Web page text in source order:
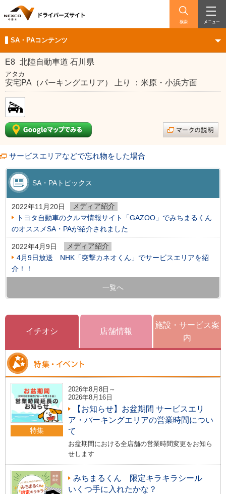
検索 メニュー
SA・PAコンテンツ
E8 北陸自動車道 石川県
アタカ
安宅PA（パーキングエリア） 上り ：米原・小浜方面
サービスエリアなどで忘れ物をした場合
SA・PAトピックス
2022年11月20日
メディア紹介
トヨタ自動車のクルマ情報サイト「GAZOO」でみちまるくん
のオススメSA・PAが紹介されました
2022年4月9日
メディア紹介
4月9日放送 NHK「突撃カネオくん」でサービスエリアを紹
介！！
一覧へ
イチオシ 店舗情報
施設・サービス案
内
特集
2026年8月8日～
2026年8月16日
【お知らせ】お盆期間 サービスエリ
ア・パーキングエリアの営業時間につい
て
お盆期間における全店舗の営業時間変更をお知ら
せします
みちまるくん 限定キラキラシール
いくつ手に入れたかな？